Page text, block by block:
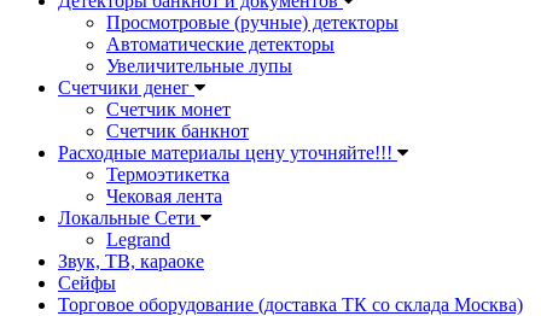
Просмотровые (ручные) детекторы
Автоматические детекторы
Увеличительные лупы
Счетчики денег
Счетчик монет
Счетчик банкнот
Расходные материалы цену уточняйте!!!
Термоэтикетка
Чековая лента
Локальные Сети
Legrand
Звук, ТВ, караоке
Сейфы
Торговое оборудование (доставка ТК со склада Москва)